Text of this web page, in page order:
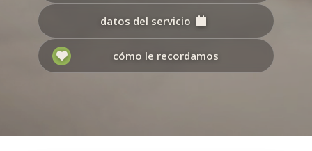
datos del servicio
cómo le recordamos